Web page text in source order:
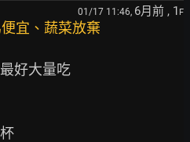
01/17 11:46, 6月前 , 1 F
宜、蔬菜放棄
好大量吃